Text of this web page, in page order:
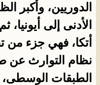
الدوريين، وأكبر
الأدنى إلى أيونيا،
أتكا، فهي جزء من
نظام التوارث عن
الطبقات